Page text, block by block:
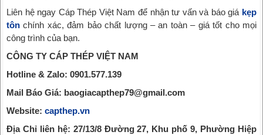
Liên hệ ngay Cáp Thép Việt Nam để nhận tư vấn và báo giá kẹp
tôn chính xác, đảm bảo chất lượng – an toàn – giá tốt cho mọi
công trình của bạn.
CÔNG TY CÁP THÉP VIỆT NAM
Hotline & Zalo: 0901.577.139
Mail Báo Giá: baogiacapthep79@gmail.com
Website: capthep.vn
Địa Chỉ liên hệ: 27/13/8 Đường 27, Khu phố 9, Phường Hiệp